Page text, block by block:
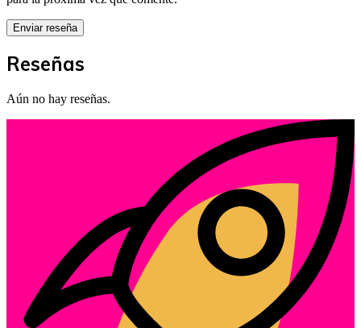
Reseñas
Aún no hay reseñas.